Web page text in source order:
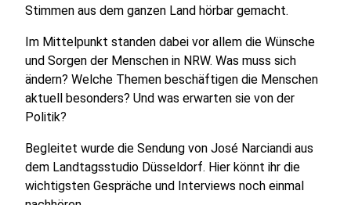
Stimmen aus dem ganzen Land hörbar gemacht.
Im Mittelpunkt standen dabei vor allem die Wünsche
und Sorgen der Menschen in NRW. Was muss sich
ändern? Welche Themen beschäftigen die Menschen
aktuell besonders? Und was erwarten sie von der
Politik?
Begleitet wurde die Sendung von José Narciandi aus
dem Landtagsstudio Düsseldorf. Hier könnt ihr die
wichtigsten Gespräche und Interviews noch einmal